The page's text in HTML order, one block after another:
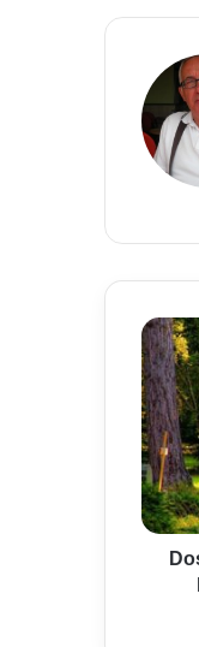
Dos
horas
a
la
en
con
la